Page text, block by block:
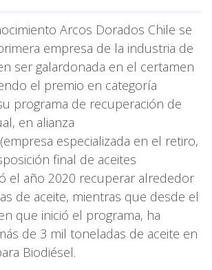
Arcos Dorados Chile se
empresa de la industria de
ser galardonada en el certamen
el premio en categoría
programa de recuperación de
en alianza
especializada en el retiro,
final de aceites
el año 2020 recuperar alrededor
de aceite, mientras que desde el
que inició el programa, ha
de 3 mil toneladas de aceite en
Biodiésel.